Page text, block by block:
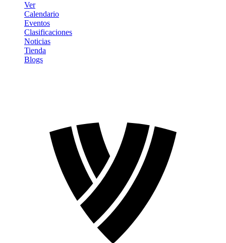
Ver
Calendario
Eventos
Clasificaciones
Noticias
Tienda
Blogs